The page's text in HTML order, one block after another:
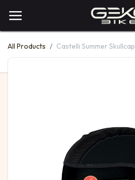
All Products Castelli Summer Skullcap